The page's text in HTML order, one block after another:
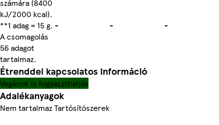
számára (8400
kJ/2000 kcal).
**1 adag = 15 g.
A csomagolás
56 adagot
tartalmaz.
- - -
Étrenddel kapcsolatos információ
Vegánok is fogyaszthatják
Adalékanyagok
Nem tartalmaz Tartósítószerek